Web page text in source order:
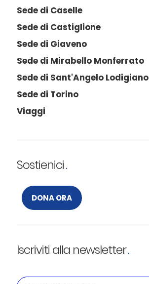
Sede di Caselle
Sede di Castiglione
Sede di Giaveno
Sede di Mirabello Monferrato
Sede di Sant'Angelo Lodigiano
Sede di Torino
Viaggi
Sostienici
DONA ORA
Iscriviti alla newsletter